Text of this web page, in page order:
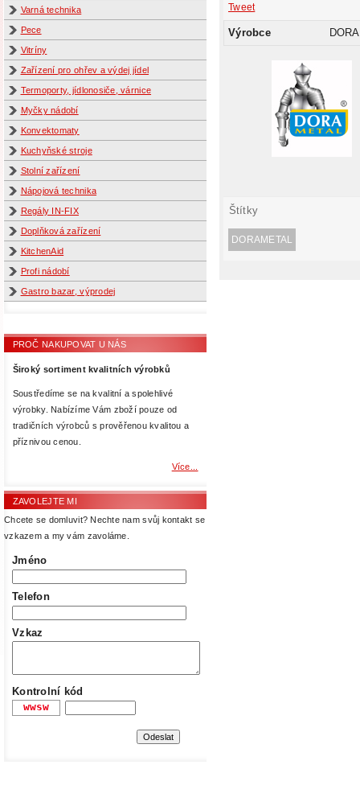
Varná technika
Pece
Vitríny
Zařízení pro ohřev a výdej jídel
Termoporty, jídlonosiče, várnice
Myčky nádobí
Konvektomaty
Kuchyňské stroje
Stolní zařízení
Nápojová technika
Regály IN-FIX
Doplňková zařízení
KitchenAid
Profi nádobí
Gastro bazar, výprodej
PROČ NAKUPOVAT U NÁS
Široký sortiment kvalitních výrobků
Soustředíme se na kvalitní a spolehlivé
výrobky. Nabízíme Vám zboží pouze od
tradičních výrobců s prověřenou kvalitou a
příznivou cenou.
Více...
ZAVOLEJTE MI
Chcete se domluvit? Nechte nam svůj kontakt se
vzkazem a my vám zavoláme.
Jméno
Telefon
Vzkaz
Kontrolní kód
Tweet
Výrobce
Štítky
DORAMETAL